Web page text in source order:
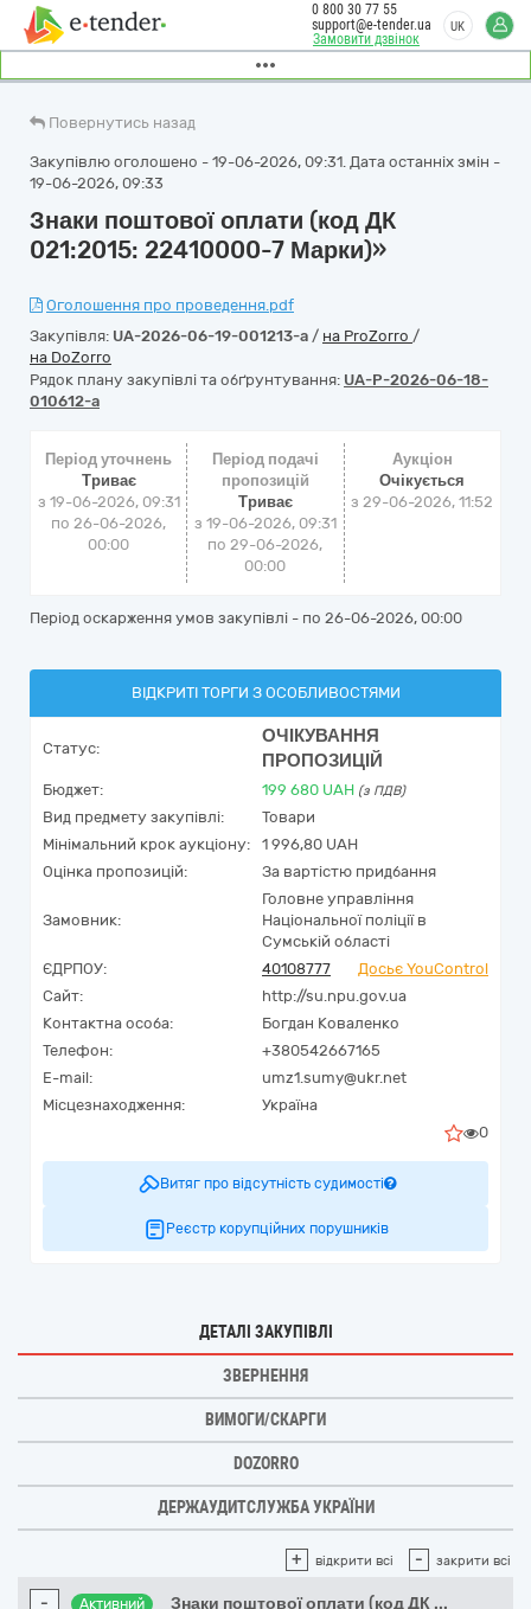
Замовити дзвінок
0 800 30 77 55
support@e-tender.ua
UK
Повернутись назад
Закупівлю оголошено - 19-06-2026, 09:31. Дата останніх змін -
19-06-2026, 09:33
Знаки поштової оплати (код ДК
021:2015: 22410000-7 Марки)»
Оголошення про проведення.pdf
Закупівля: UA-2026-06-19-001213-a / на ProZorro /
на DoZorro
Рядок плану закупівлі та обґрунтування: UA-P-2026-06-18-
010612-a
Період уточнень
Триває
з 19-06-2026, 09:31
по 26-06-2026,
00:00
Період подачі
пропозицій
Триває
з 19-06-2026, 09:31
по 29-06-2026,
00:00
Аукціон
Очікується
з29-06-2026, 11:52
Період оскарження умов закупівлі - по 26-06-2026, 00:00
ВІДКРИТІ ТОРГИ З ОСОБЛИВОСТЯМИ
Статус:
ОЧІКУВАННЯ
ПРОПОЗИЦІЙ
Бюджет: 199 680 UAH (з ПДВ)
Вид предмету закупівлі:
Товари
Мінімальний крок аукціону:
1 996,80 UAH
Оцінка пропозицій:
За вартістю придбання
Замовник:
Головне управління
Національної поліції в
Сумській області
ЄДРПОУ:
40108777
Досьє YouControl
Сайт:
http://su.npu.gov.ua
Контактна особа:
Богдан Коваленко
Телефон:
+380542667165
E-mail:
umz1.sumy@ukr.net
Місцезнаходження:
Україна
0
Витяг про відсутність судимості
Реєстр корупційних порушників
ДЕТАЛІ ЗАКУПІВЛІ
ЗВЕРНЕННЯ
ВИМОГИ/СКАРГИ
DOZORRO
ДЕРЖАУДИТСЛУЖБА УКРАЇНИ
+ відкрити всі - закрити всі
- Активний Знаки поштової оплати (код ДК ...